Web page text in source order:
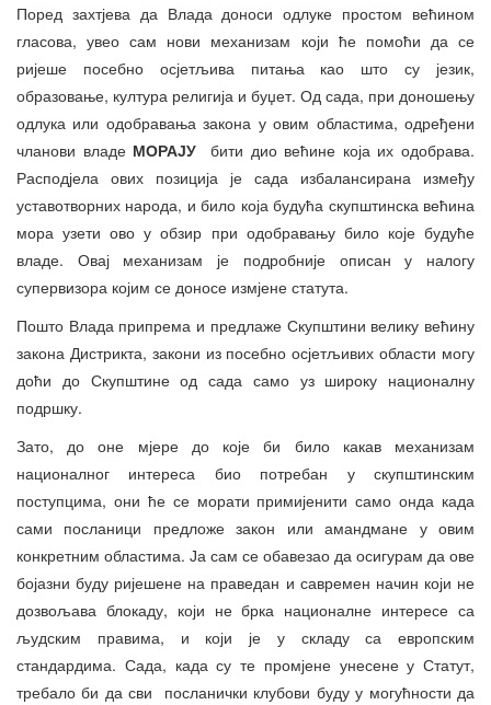
Поред захтјева да Влада доноси одлуке простом већином
гласова, увео сам нови механизам који ће помоћи да се
ријеше посебно осјетљива питања као што су језик,
образовање, култура религија и буџет. Од сада, при доношењу
одлука или одобравања закона у овим областима, одређени
чланови владе МОРАЈУ бити дио већине која их одобрава.
Расподјела ових позиција је сада избалансирана између
уставотворних народа, и било која будућа скупштинска већина
мора узети ово у обзир при одобравању било које будуће
владе. Овај механизам је подробније описан у налогу
супервизора којим се доносе измјене статута.
Пошто Влада припрема и предлаже Скупштини велику већину
закона Дистрикта, закони из посебно осјетљивих области могу
доћи до Скупштине од сада само уз широку националну
подршку.
Зато, до оне мјере до које би било какав механизам
националног интереса био потребан у скупштинским
поступцима, они ће се морати примијенити само онда када
сами посланици предложе закон или амандмане у овим
конкретним областима. Ја сам се обавезао да осигурам да ове
бојазни буду ријешене на праведан и савремен начин који не
дозвољава блокаду, који не брка националне интересе са
људским правима, и који је у складу са европским
стандардима. Сада, када су те промјене унесене у Статут,
требало би да сви посланички клубови буду у могућности да